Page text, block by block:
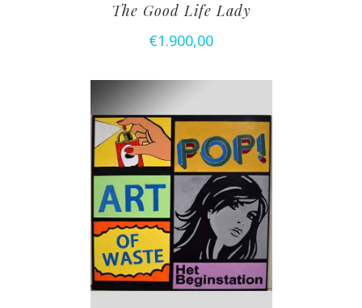
The Good Life Lady
€1.900,00
WINKELWAGEN